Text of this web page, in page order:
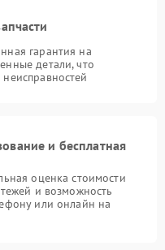
гарантия на
детали, что
и бесплатная
оценка стоимости
и возможность
или онлайн на